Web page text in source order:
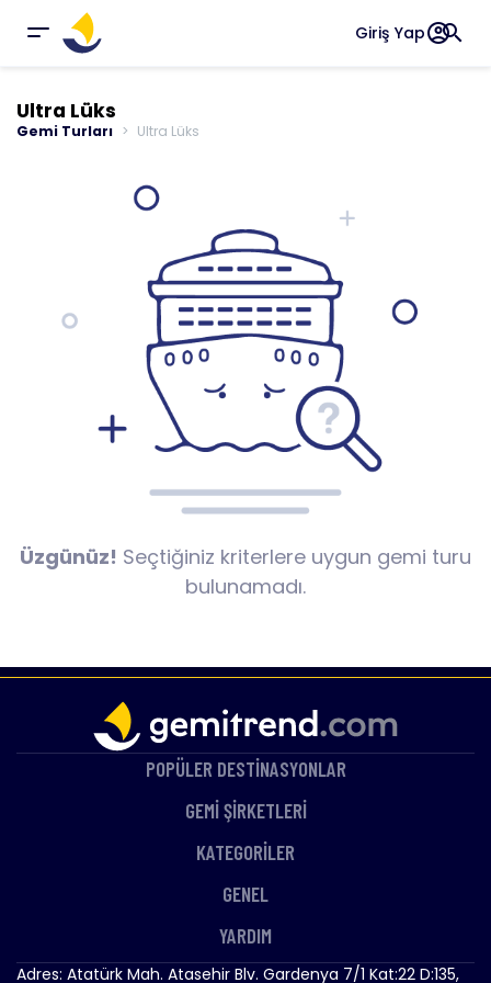
Giriş Yapaccount_circlesearch
Ultra Lüks
Gemi Turları Ultra Lüks
Üzgünüz! Seçtiğiniz kriterlere uygun gemi turu
bulunamadı.
POPÜLER DESTİNASYONLAR
GEMİ ŞİRKETLERİ
KATEGORİLER
GENEL
YARDIM
Adres: Atatürk Mah. Atasehir Blv. Gardenya 7/1 Kat:22 D:135,